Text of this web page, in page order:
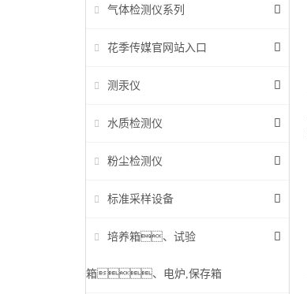
气体检测仪系列
花季传媒官网站入口
测汞仪
水质检测仪
粉尘检测仪
标准采样设备
培养箱、试验
箱、电炉,保存箱